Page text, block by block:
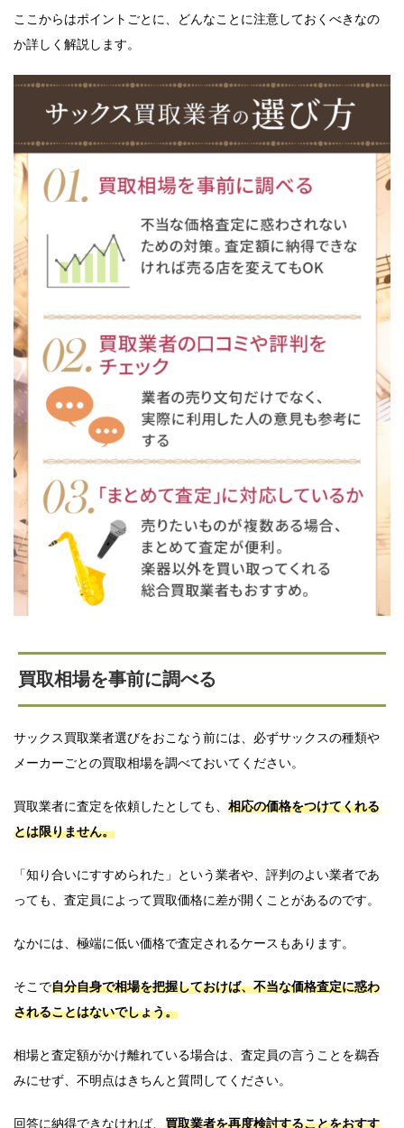
ここからはポイントごとに、どんなことに注意しておくべきなの
か詳しく解説します。
買取相場を事前に調べる
サックス買取業者選びをおこなう前には、必ずサックスの種類や
メーカーごとの買取相場を調べておいてください。
買取業者に査定を依頼したとしても、 相応の価格をつけてくれる
とは限りません。
「知り合いにすすめられた」という業者や、評判のよい業者であ
っても、査定員によって買取価格に差が開くことがあるのです。
なかには、極端に低い価格で査定されるケースもあります。
そこで自分自身で相場を把握しておけば、不当な価格査定に惑わ
されることはないでしょう。
相場と査定額がかけ離れている場合は、査定員の言うことを鵜呑
みにせず、不明点はきちんと質問してください。
回答に納得できなければ、 買取業者を再度検討することをおすす